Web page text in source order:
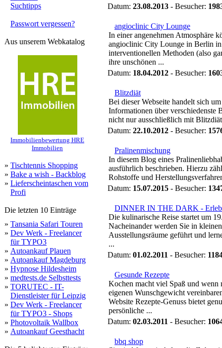
Suchtipps
Passwort vergessen?
Aus unserem Webkatalog
Immobilienbewertung HRE
Immobilien
» Tischtennis Shopping
» Bake a wish - Backblog
» Lieferscheintaschen vom
Profi
Die letzten 10 Einträge
» Tansania Safari Touren
» Dev Werk - Freelancer
für TYPO3
» Autoankauf Plauen
» Autoankauf Magdeburg
» Hypnose Hildesheim
» medtests.de Selbsttests
» TORUTEC - IT-
Dienstleister für Leipzig
» Dev Werk - Freelancer
für TYPO3 - Shops
» Photovoltaik Wallbox
» Autoankauf Geesthacht
Datum: 23.08.2013 - Besucher:
angioclinic City Lounge
In einer angenehmen Atmosphäre
angioclinic City Lounge in Berlin in
interventionellen Methoden (also
ihre unschönen ...
Datum: 18.04.2012 - Besucher:
Blitzdiät
Bei dieser Webseite handelt sich
Informationen über verschiedenste
nicht nur ausschließlich mit
Datum: 22.10.2012 - Besucher:
Pralinenmischung
In diesem Blog eines
ausführlich beschrieben. Hierzu
Rohstoffe und
Datum: 15.07.2015 - Besucher:
DINNER IN THE DARK -
Die kulinarische Reise startet um
Nacheinander werden Sie in
Ausstellungsräume geführt und
...
Datum: 01.02.2011 - Besucher:
Gesunde Rezepte
Kochen macht viel Spaß und wenn
eigenen Wunschgewicht
Website Rezepte-Genuss bietet
persönliche ...
Datum: 02.03.2011 - Besucher:
bbq shop